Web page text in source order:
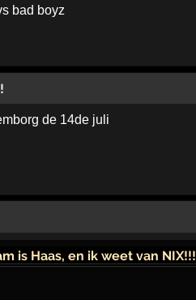
bad boyz
de 14de juli
is Haas, en ik weet van NIX!!!